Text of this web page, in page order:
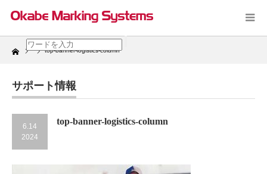
Home top-banner-logistics-column
サポート情報
6.14
2024
top-banner-logistics-column